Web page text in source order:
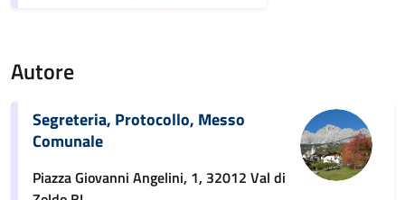
Autore
Segreteria, Protocollo, Messo
Comunale
Piazza Giovanni Angelini, 1, 32012 Val di